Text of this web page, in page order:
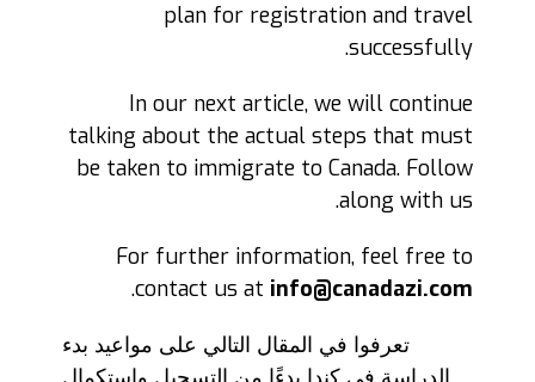
plan for registration and travel
successfully.
In our next article, we will continue
talking about the actual steps that must
be taken to immigrate to Canada. Follow
along with us.
For further information, feel free to
contact us at info@canadazi.com
.
تعرفوا في المقال التالي على مواعيد بدء